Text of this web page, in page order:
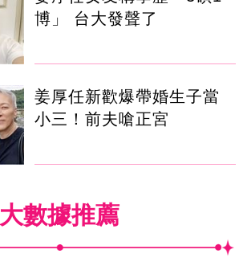
博」 台大發聲了
姜厚任新歡爆帶婚生子當
小三！前夫嗆正宮
大數據推薦